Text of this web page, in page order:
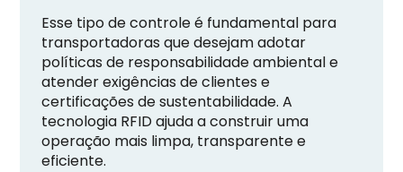
Esse tipo de controle é fundamental para
transportadoras que desejam adotar
políticas de responsabilidade ambiental e
atender exigências de clientes e
certificações de sustentabilidade. A
tecnologia RFID ajuda a construir uma
operação mais limpa, transparente e
eficiente.